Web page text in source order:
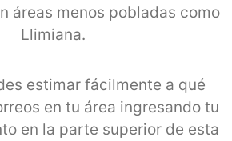
áreas menos pobladas como
Llimiana.
estimar fácilmente a qué
en tu área ingresando tu
en la parte superior de esta